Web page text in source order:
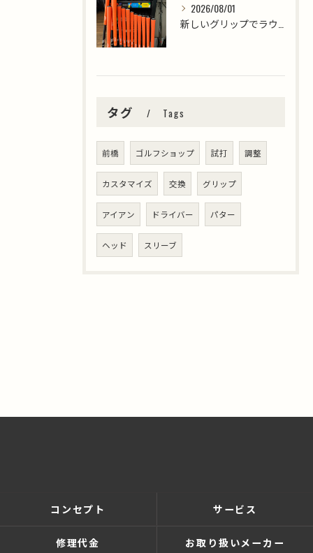
2026/08/01
タグ Tags
前橋 ゴルフショップ 試打 調整
カスタマイズ 交換 グリップ
アイアン ドライバー パター
ヘッド スリーブ
コンセプト サービス
修理代金 お取り扱いメーカー